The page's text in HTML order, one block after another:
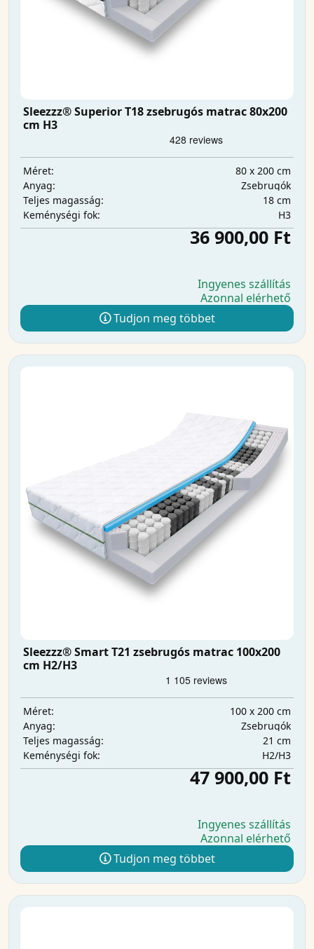
Sleezzz® Superior T18 zsebrugós matrac 80x200
cm H3
Méret:
80 x 200 cm
Anyag:
Zsebrugók
Teljes magasság:
18 cm
Keménységi fok:
H3
36 900,00 Ft
Ingyenes szállítás
Azonnal elérhető
Tudjon meg többet
Sleezzz® Smart T21 zsebrugós matrac 100x200
cm H2/H3
Méret:
100 x 200 cm
Anyag:
Zsebrugók
Teljes magasság:
21 cm
Keménységi fok:
H2/H3
47 900,00 Ft
Ingyenes szállítás
Azonnal elérhető
Tudjon meg többet